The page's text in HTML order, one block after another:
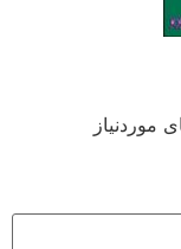
موردنیاز